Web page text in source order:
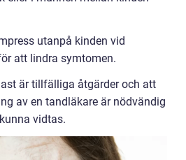
utanpå kinden vid
att lindra symtomen.
är tillfälliga åtgärder och att
av en tandläkare är nödvändig
vidtas.